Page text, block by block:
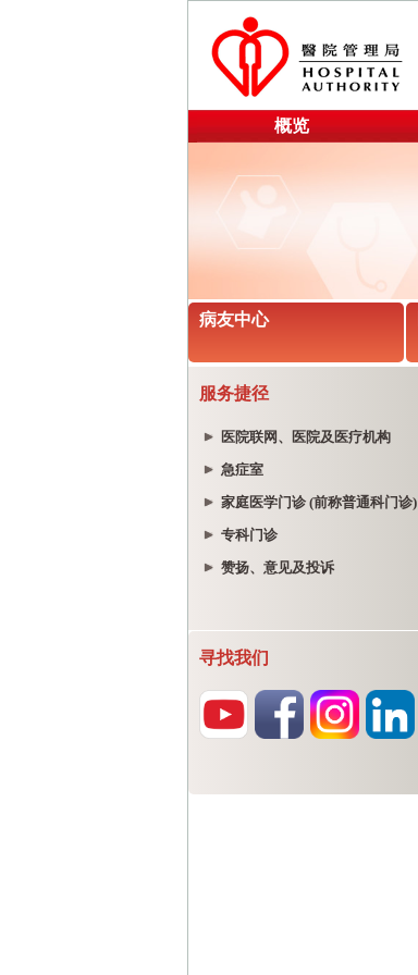
概览
病友中心
服务捷径
医院联网、医院及医疗机构
急症室
家庭医学门诊 (前称普通科门诊)
专科门诊
赞扬、意见及投诉
寻找我们